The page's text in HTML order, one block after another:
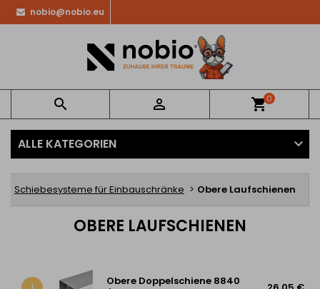
nobio@nobio.eu
  shopping_cart0
ALLE KATEGORIEN
Schiebesysteme für Einbauschränke Obere Laufschienen
OBERE LAUFSCHIENEN
Obere Doppelschiene 8840